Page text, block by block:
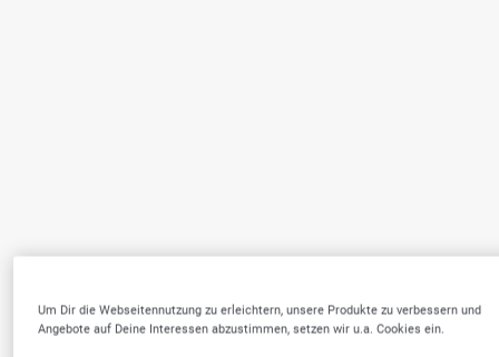
Um Dir die Webseitennutzung zu erleichtern, unsere Produkte zu verbessern und
Angebote auf Deine Interessen abzustimmen, setzen wir u.a. Cookies ein.